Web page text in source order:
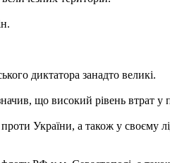
диктатора занадто великі.
що високий рівень втрат у
України, а також у своєму